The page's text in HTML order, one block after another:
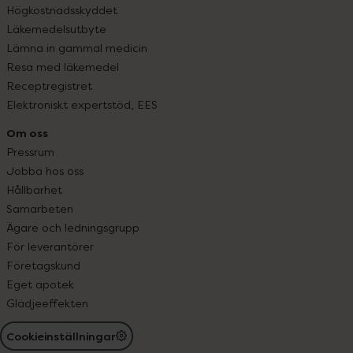
Högkostnadsskyddet
Läkemedelsutbyte
Lämna in gammal medicin
Resa med läkemedel
Receptregistret
Elektroniskt expertstöd, EES
Om oss
Pressrum
Jobba hos oss
Hållbarhet
Samarbeten
Ägare och ledningsgrupp
För leverantörer
Företagskund
Eget apotek
Glädjeeffekten
Cookieinställningar